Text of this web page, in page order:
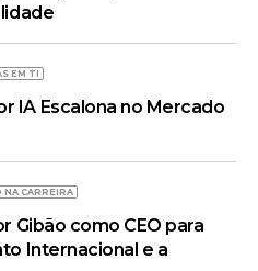
EM TI
IA Escalona no Mercado
NA CARREIRA
Gibão como CEO para
Internacional e a